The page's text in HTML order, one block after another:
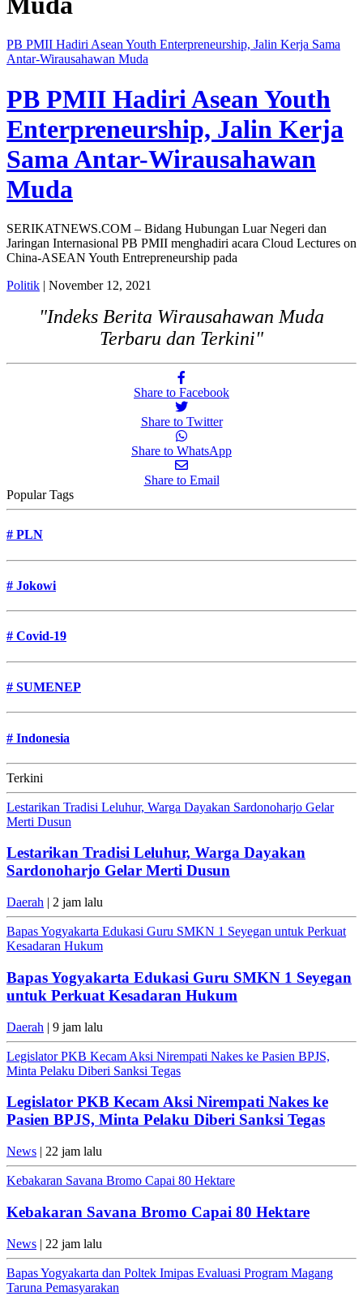
PB PMII Hadiri Asean Youth Enterpreneurship, Jalin Kerja Sama
Antar-Wirausahawan Muda
PB PMII Hadiri Asean Youth
Enterpreneurship, Jalin Kerja
Sama Antar-Wirausahawan
Muda
SERIKATNEWS.COM – Bidang Hubungan Luar Negeri dan
Jaringan Internasional PB PMII menghadiri acara Cloud Lectures on
China-ASEAN Youth Entrepreneurship pada
Politik | November 12, 2021
"Indeks Berita Wirausahawan Muda
Terbaru dan Terkini"
Share to Facebook
Share to Twitter
Share to WhatsApp
Share to Email
Popular Tags
# PLN
# Jokowi
# Covid-19
# SUMENEP
# Indonesia
Terkini
Lestarikan Tradisi Leluhur, Warga Dayakan Sardonoharjo Gelar
Merti Dusun
Lestarikan Tradisi Leluhur, Warga Dayakan
Sardonoharjo Gelar Merti Dusun
Daerah | 2 jam lalu
Bapas Yogyakarta Edukasi Guru SMKN 1 Seyegan untuk Perkuat
Kesadaran Hukum
Bapas Yogyakarta Edukasi Guru SMKN 1 Seyegan
untuk Perkuat Kesadaran Hukum
Daerah | 9 jam lalu
Legislator PKB Kecam Aksi Nirempati Nakes ke Pasien BPJS,
Minta Pelaku Diberi Sanksi Tegas
Legislator PKB Kecam Aksi Nirempati Nakes ke
Pasien BPJS, Minta Pelaku Diberi Sanksi Tegas
News | 22 jam lalu
Kebakaran Savana Bromo Capai 80 Hektare
Kebakaran Savana Bromo Capai 80 Hektare
News | 22 jam lalu
Bapas Yogyakarta dan Poltek Imipas Evaluasi Program Magang
Taruna Pemasyarakan